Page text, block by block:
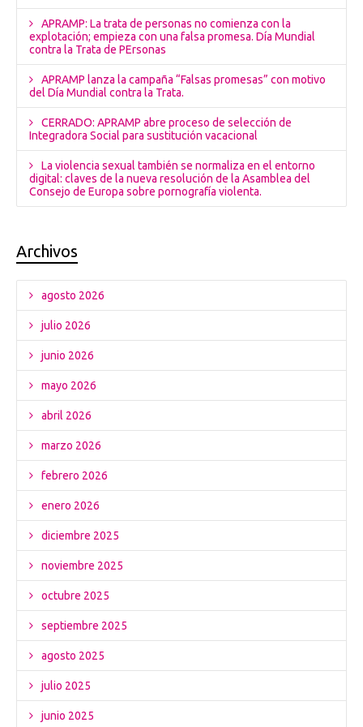
APRAMP: La trata de personas no comienza con la
explotación; empieza con una falsa promesa. Día Mundial
contra la Trata de PErsonas
APRAMP lanza la campaña “Falsas promesas” con motivo
del Día Mundial contra la Trata.
CERRADO: APRAMP abre proceso de selección de
Integradora Social para sustitución vacacional
La violencia sexual también se normaliza en el entorno
digital: claves de la nueva resolución de la Asamblea del
Consejo de Europa sobre pornografía violenta.
Archivos
agosto 2026
julio 2026
junio 2026
mayo 2026
abril 2026
marzo 2026
febrero 2026
enero 2026
diciembre 2025
noviembre 2025
octubre 2025
septiembre 2025
agosto 2025
julio 2025
junio 2025